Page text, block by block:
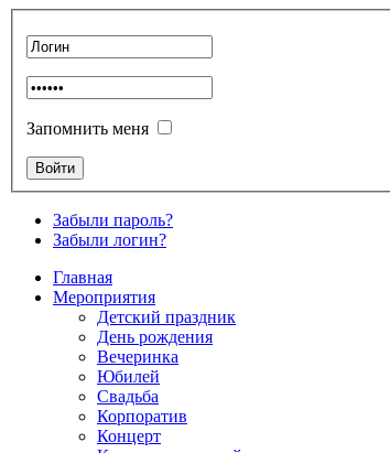
Запомнить меня
Забыли пароль?
Забыли логин?
Главная
Мероприятия
Детский праздник
День рождения
Вечеринка
Юбилей
Свадьба
Корпоратив
Концерт